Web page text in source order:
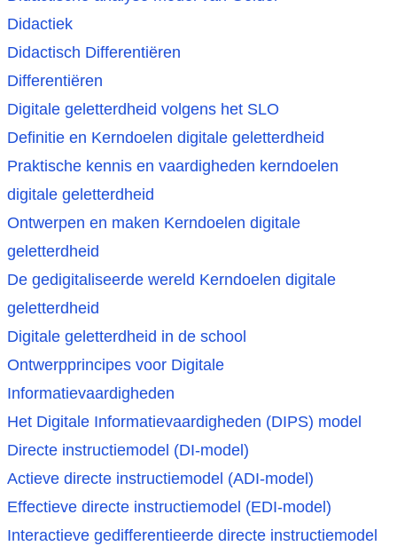
Didactiek
Didactisch Differentiëren
Differentiëren
Digitale geletterdheid volgens het SLO
Definitie en Kerndoelen digitale geletterdheid
Praktische kennis en vaardigheden kerndoelen
digitale geletterdheid
Ontwerpen en maken Kerndoelen digitale
geletterdheid
De gedigitaliseerde wereld Kerndoelen digitale
geletterdheid
Digitale geletterdheid in de school
Ontwerpprincipes voor Digitale
Informatievaardigheden
Het Digitale Informatievaardigheden (DIPS) model
Directe instructiemodel (DI-model)
Actieve directe instructiemodel (ADI-model)
Effectieve directe instructiemodel (EDI-model)
Interactieve gedifferentieerde directe instructiemodel